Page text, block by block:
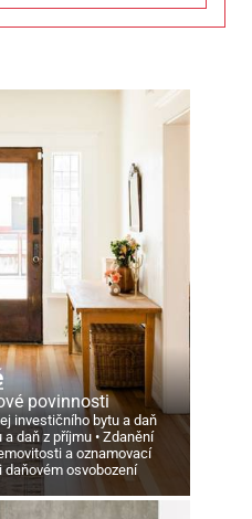
povinnosti
investičního bytu a daň
a daň z příjmu
Zdanění
a oznamovací
osvobození